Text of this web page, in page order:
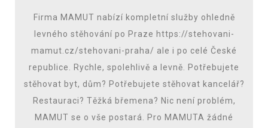
Firma MAMUT nabízí kompletní služby ohledně
levného stěhování po Praze https://stehovani-
mamut.cz/stehovani-praha/ ale i po celé České
republice. Rychle, spolehlivě a levně. Potřebujete
stěhovat byt, dům? Potřebujete stěhovat kancelář?
Restauraci? Těžká břemena? Nic není problém,
MAMUT se o vše postará. Pro MAMUTA žádné